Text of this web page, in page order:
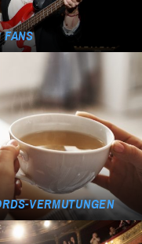
FANS
VERMUTUNGEN